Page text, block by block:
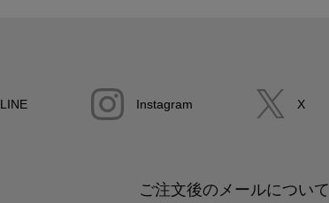
LINE Instagram X
ご注文後のメールについて